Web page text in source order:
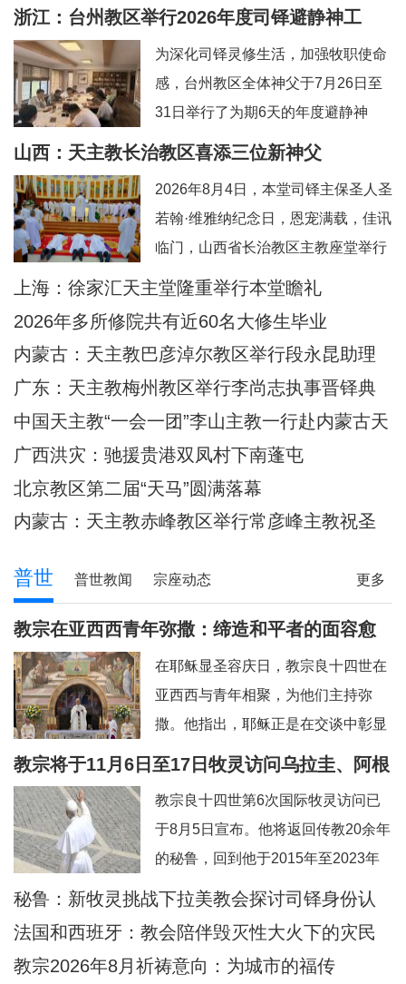
浙江：台州教区举行2026年度司铎避静神工
为深化司铎灵修生活，加强牧职使命
感，台州教区全体神父于7月26日至
31日举行了为期6天的年度避静神
工。本次避静特别邀请到上海佘山修
深刻地认识真实的耶稣基督”。在当今
忙碌而多元的牧灵环境中，此次避静
为神父们提供了一个宝贵的静默与省
思时机，帮助大家暂时脱离日常事
务，回归内在深
山西：天主教长治教区喜添三位新神父
2026年8月4日，本堂司铎主保圣人圣
若翰·维雅纳纪念日，恩宠满载，佳讯
临门，山西省长治教区主教座堂举行
司铎祝圣典礼，为张浩然（伯多
禄）三位执事授予司铎圣秩。祝圣典
礼由长治教区丁令斌主教主持，教区
办公室主任申学忠神父、主教府本堂
韩霄神父襄礼。来自长治教区及各地
80余位神父共祭
上海：徐家汇天主堂隆重举行本堂瞻礼
2026年多所修院共有近60名大修生毕业
内蒙古：天主教巴彦淖尔教区举行段永昆助理
主教祝圣典礼
广东：天主教梅州教区举行李尚志执事晋铎典
礼
中国天主教“一会一团”李山主教一行赴内蒙古天
主教调研
广西洪灾：驰援贵港双凤村下南蓬屯
北京教区第二届“天马”圆满落幕
内蒙古：天主教赤峰教区举行常彦峰主教祝圣
更多
普世 普世教闻 宗座动态
教宗在亚西西青年弥撒：缔造和平者的面容愈
加肖似基督
在耶稣显圣容庆日，教宗良十四世在
亚西西与青年相聚，为他们主持弥
撒。他指出，耶稣正是在交谈中彰显
神圣的容貌，因此我们也应该进入“对
及为数众多的其他青年，就是在亚西
西这里面容变得愈加肖似基督的。教
宗良十四世8月6日耶稣显圣容庆日在
意大利亚西西天使之后圣母大殿内主
持弥撒圣祭
教宗将于11月6日至17日牧灵访问乌拉圭、阿根
廷和秘鲁
教宗良十四世第6次国际牧灵访问已
于8月5日宣布。他将返回传教20余年
的秘鲁，回到他于2015年至2023年
担任主教的奇克拉约，并前往亚马逊
教宗方济各的出生地阿根廷，以及将
近40年没有教宗访问过的乌拉圭。被
秘鲁：新牧灵挑战下拉美教会探讨司铎身份认
同
法国和西班牙：教会陪伴毁灭性大火下的灾民
教宗2026年8月祈祷意向：为城市的福传